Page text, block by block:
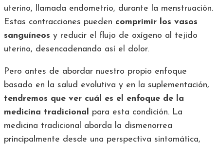
uterino, llamada endometrio, durante la menstruación.
Estas contracciones pueden comprimir los vasos
sanguíneos y reducir el flujo de oxígeno al tejido
uterino, desencadenando así el dolor.
Pero antes de abordar nuestro propio enfoque
basado en la salud evolutiva y en la suplementación,
tendremos que ver cuál es el enfoque de la
medicina tradicional para esta condición. La
medicina tradicional aborda la dismenorrea
principalmente desde una perspectiva sintomática,